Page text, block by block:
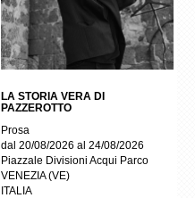
LA STORIA VERA DI
PAZZEROTTO
Prosa
dal 20/08/2026 al 24/08/2026
Piazzale Divisioni Acqui Parco
VENEZIA(VE)
ITALIA